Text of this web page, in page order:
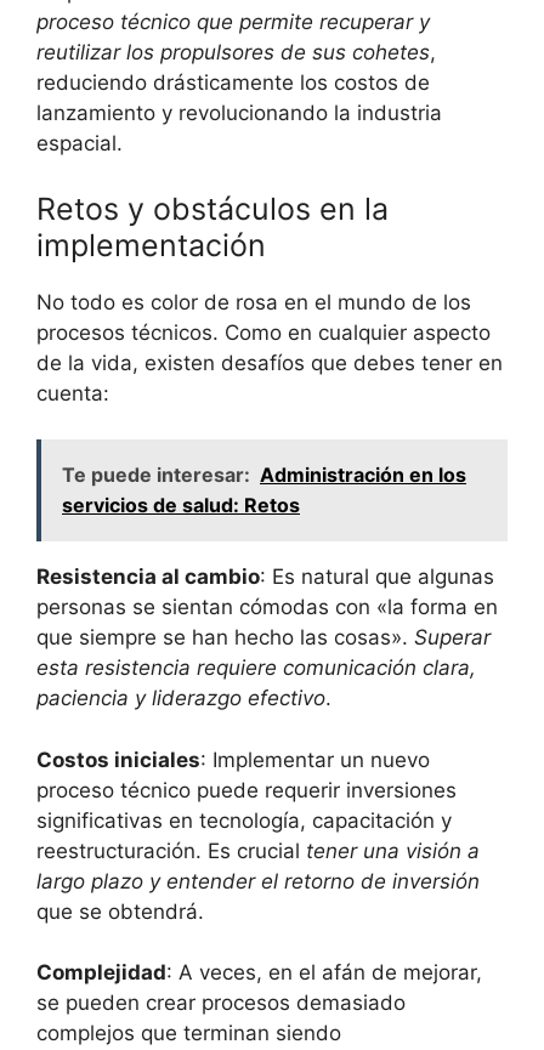
proceso técnico que permite recuperar y
reutilizar los propulsores de sus cohetes,
reduciendo drásticamente los costos de
lanzamiento y revolucionando la industria
espacial.
Retos y obstáculos en la
implementación
No todo es color de rosa en el mundo de los
procesos técnicos. Como en cualquier aspecto
de la vida, existen desafíos que debes tener en
cuenta:
Te puede interesar: Administración en los
servicios de salud: Retos
Resistencia al cambio: Es natural que algunas
personas se sientan cómodas con «la forma en
que siempre se han hecho las cosas». Superar
esta resistencia requiere comunicación clara,
paciencia y liderazgo efectivo.
Costos iniciales: Implementar un nuevo
proceso técnico puede requerir inversiones
significativas en tecnología, capacitación y
reestructuración. Es crucial tener una visión a
largo plazo y entender el retorno de inversión
que se obtendrá.
Complejidad: A veces, en el afán de mejorar,
se pueden crear procesos demasiado
complejos que terminan siendo